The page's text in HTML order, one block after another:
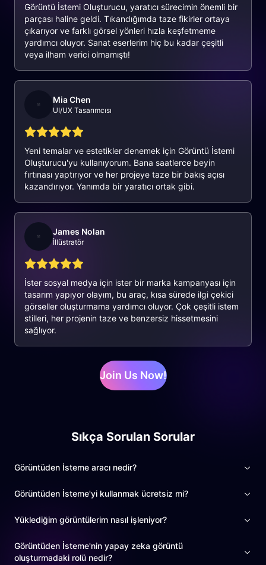
Görüntü İstemi Oluşturucu, yaratıcı sürecimin önemli bir
parçası haline geldi. Tıkandığımda taze fikirler ortaya
çıkarıyor ve farklı görsel yönleri hızla keşfetmeme
yardımcı oluyor. Sanat eserlerim hiç bu kadar çeşitli
veya ilham verici olmamıştı!
Mia Chen
UI/UX Tasarımcısı
Yeni temalar ve estetikler denemek için Görüntü İstemi
Oluşturucu'yu kullanıyorum. Bana saatlerce beyin
fırtınası yaptırıyor ve her projeye taze bir bakış açısı
kazandırıyor. Yanımda bir yaratıcı ortak gibi.
James Nolan
İllüstratör
İster sosyal medya için ister bir marka kampanyası için
tasarım yapıyor olayım, bu araç, kısa sürede ilgi çekici
görseller oluşturmama yardımcı oluyor. Çok çeşitli istem
stilleri, her projenin taze ve benzersiz hissetmesini
sağlıyor.
Join Us Now!
Sıkça Sorulan Sorular
Görüntüden İsteme aracı nedir?
Görüntüden İsteme'yi kullanmak ücretsiz mi?
Yüklediğim görüntülerim nasıl işleniyor?
Görüntüden İsteme'nin yapay zeka görüntü
oluşturmadaki rolü nedir?